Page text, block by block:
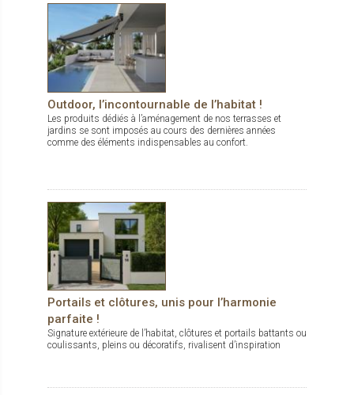
Outdoor, l’incontournable de l’habitat !
Les produits dédiés à l’aménagement de nos terrasses et
jardins se sont imposés au cours des dernières années
comme des éléments indispensables au confort.
Portails et clôtures, unis pour l’harmonie
parfaite !
Signature extérieure de l’habitat, clôtures et portails battants ou
coulissants, pleins ou décoratifs, rivalisent d’inspiration